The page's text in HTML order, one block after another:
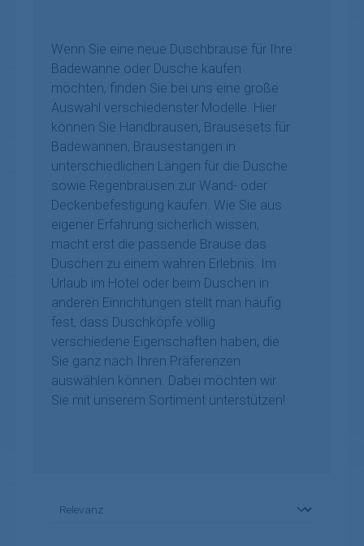
Wenn Sie eine neue Duschbrause für Ihre
Badewanne oder Dusche kaufen
möchten, finden Sie bei uns eine große
Auswahl verschiedenster Modelle. Hier
können Sie Handbrausen, Brausesets für
Badewannen, Brausestangen in
unterschiedlichen Längen für die Dusche
sowie Regenbrausen zur Wand- oder
Deckenbefestigung kaufen. Wie Sie aus
eigener Erfahrung sicherlich wissen,
macht erst die passende Brause das
Duschen zu einem wahren Erlebnis. Im
Urlaub im Hotel oder beim Duschen in
anderen Einrichtungen stellt man häufig
fest, dass Duschköpfe völlig
verschiedene Eigenschaften haben, die
Sie ganz nach Ihren Präferenzen
auswählen können. Dabei möchten wir
Sie mit unserem Sortiment unterstützen!